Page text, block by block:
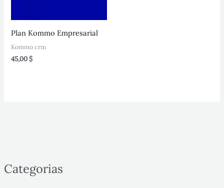
Categorias
Plan Kommo Empresarial
Kommo crm
45,00$